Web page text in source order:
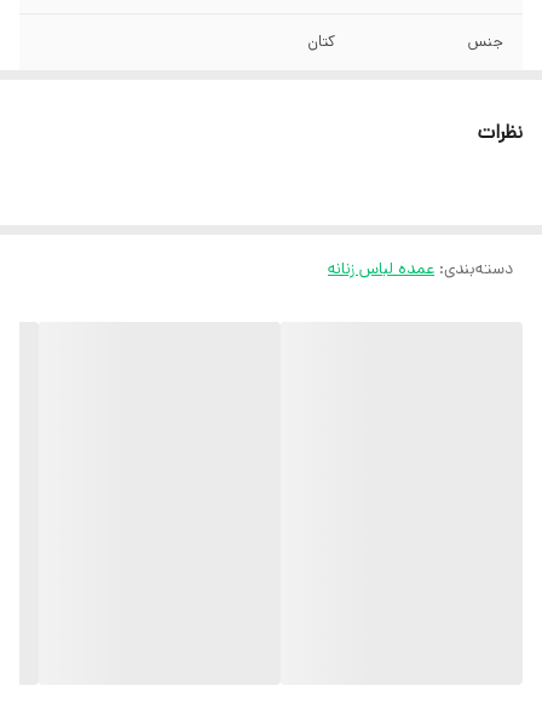
جنس کتان
نظرات
دسته‌بندی: عمده لباس زنانه